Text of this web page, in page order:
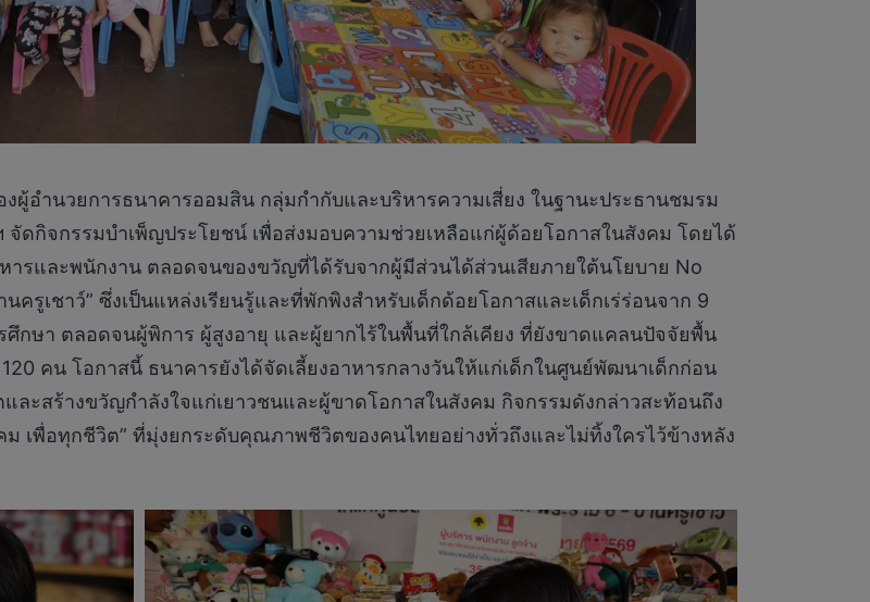
ผู้อำนวยการธนาคารออมสิน กลุ่มกำกับและบริหารความเสี่ยง ในฐานะประธานชมรม
กิจกรรมบำเพ็ญประโยชน์ เพื่อส่งมอบความช่วยเหลือแก่ผู้ด้อยโอกาสในสังคม โดยได้
ารและพนักงาน ตลอดจนของขวัญที่ได้รับจากผู้มีส่วนได้ส่วนเสียภายใต้นโยบาย No
ครูเชาว์” ซึ่งเป็นแหล่งเรียนรู้และที่พักพิงสำหรับเด็กด้อยโอกาสและเด็กเร่ร่อนจาก 9
กษา ตลอดจนผู้พิการ ผู้สูงอายุ และผู้ยากไร้ในพื้นที่ใกล้เคียง ที่ยังขาดแคลนปัจจัยพื้น
คน โอกาสนี้ ธนาคารยังได้จัดเลี้ยงอาหารกลางวันให้แก่เด็กในศูนย์พัฒนาเด็กก่อน
ละสร้างขวัญกำลังใจแก่เยาวชนและผู้ขาดโอกาสในสังคม กิจกรรมดังกล่าวสะท้อนถึง
เพื่อทุกชีวิต” ที่มุ่งยกระดับคุณภาพชีวิตของคนไทยอย่างทั่วถึงและไม่ทิ้งใครไว้ข้างหลัง